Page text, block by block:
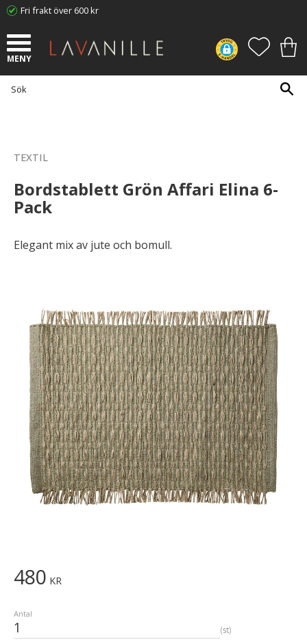
Fri frakt över 600 kr
TEXTIL
Bordstablett Grön Affari Elina 6-
Pack
Elegant mix av jute och bomull.
480 KR
Antal
st